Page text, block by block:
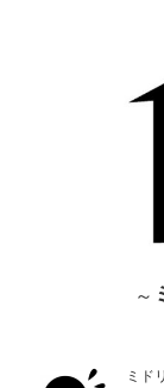
～
ミド